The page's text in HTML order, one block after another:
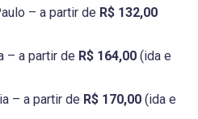
– a partir de R$ 132,00
– a partir de R$ 164,00 (ida e
– a partir de R$ 170,00 (ida e